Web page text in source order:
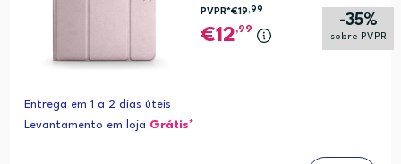
-35%
sobre PVPR
PVPR*€19 ,99
12,99
Entrega em 1 a 2 dias úteis
Levantamento em loja Grátis*